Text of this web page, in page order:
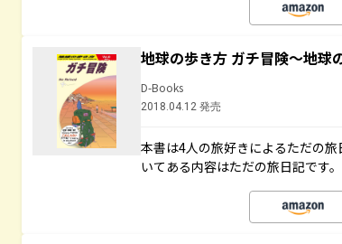
地球の歩き方 ガチ冒険～地球
D-Books
2018.04.12 発売
本書は4人の旅好きによるただの
いてある内容はただの旅日記です。